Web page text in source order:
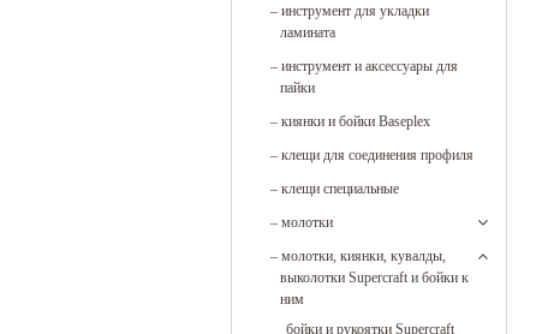
– инструмент для укладки
ламината
– инструмент и аксессуары для
пайки
– киянки и бойки Baseplex
– клещи для соединения профиля
– клещи специальные
– молотки
– молотки, киянки, кувалды,
выколотки Supercraft и бойки к
ним
бойки и рукоятки Supercraft